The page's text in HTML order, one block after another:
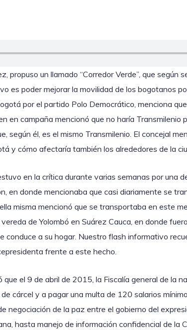
propuso un llamado “Corredor Verde”, que según
es poder mejorar la movilidad de los bogotanos
por el partido Polo Democrático, menciona
en campaña mencionó que no haría Transmilenio
según él, es el mismo Transmilenio. El concejal
y cómo afectaría también los alrededores de la
en la crítica durante varias semanas por una
en donde mencionaba que casi diariamente se
misma mencionó que se transportaba en este
de Yolombó en Suárez Cauca, en donde
conduce a su hogar. Nuestro flash informativo
frente a este hecho.
el 9 de abril de 2015, la Fiscalía general de la
cárcel y a pagar una multa de 120 salarios
negociación de la paz entre el gobierno del
hasta manejo de información confidencial de la